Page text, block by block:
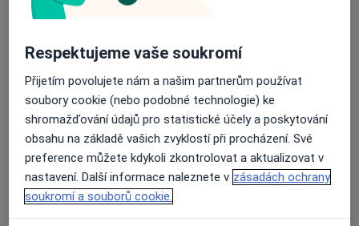
Přidejte svůj názor
35 názorů
Recenze pacientů jsou pro nás důležité.
Specialisté nemají možnost zaplatit za
odstranění nebo změnu recenze pacienta.
Další informace.Další informace o názorech
Respektujeme vaše soukromí
Přijetím povolujete nám a našim partnerům používat
soubory cookie (nebo podobné technologie) ke
shromažďování údajů pro statistické účely a poskytování
obsahu na základě vašich zvyklostí při procházení. Své
preference můžete kdykoli zkontrolovat a aktualizovat v
nastavení. Další informace naleznete v zásadách ochrany
soukromí a souborů cookie.